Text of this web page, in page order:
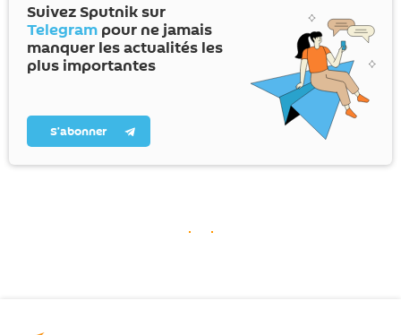
Suivez Sputnik sur
Telegram pour ne jamais
manquer les actualités les
plus importantes
S’abonner